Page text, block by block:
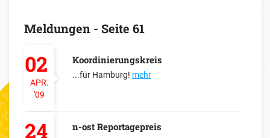
Meldungen - Seite 61
02
APR.
'09
Koordinierungskreis
...für Hamburg! mehr
24 n-ost Reportagepreis